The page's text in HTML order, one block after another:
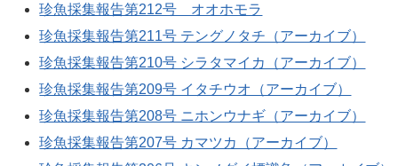
珍魚採集報告第212号 オオホモラ
珍魚採集報告第211号 テングノタチ（アーカイブ）
珍魚採集報告第210号 シラタマイカ（アーカイブ）
珍魚採集報告第209号 イタチウオ（アーカイブ）
珍魚採集報告第208号 ニホンウナギ（アーカイブ）
珍魚採集報告第207号 カマツカ（アーカイブ）